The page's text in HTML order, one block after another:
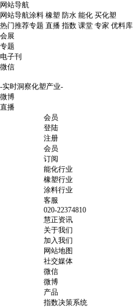
网站导航
网站导航涂料 橡塑 防水 能化 买化塑
热门推荐专题 直播 指数 课堂 专家 优料库
会展
专题
电子刊
微信
-实时洞察化塑产业-
微博
直播
会员
登陆
注册
会员
订阅
能化行业
橡塑行业
涂料行业
客服
020-22374810
慧正资讯
关于我们
加入我们
网站地图
社交媒体
微信
微博
产品
指数决策系统